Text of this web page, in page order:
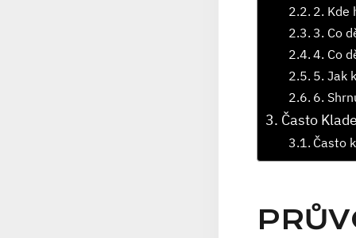
2. Kde
3. Co
4. Co
5. Jak
6.
Často
Často